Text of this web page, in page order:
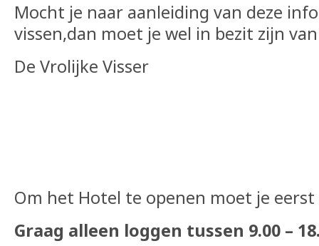
Mocht je naar aanleiding van deze
vissen,dan moet je wel in bezit zijn
De Vrolijke Visser
Om het Hotel te openen moet je
Graag alleen loggen tussen 9.00 –